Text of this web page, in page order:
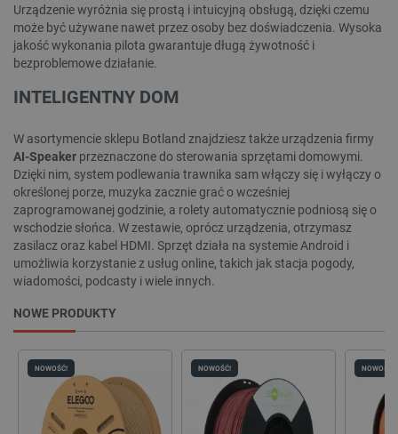
WYCZYŚĆ
Cena
zł 1090
NOWE PRODUKTY
NOWOŚĆ! NOWOŚĆ! NOWOŚĆ!
Urządzenie wyróżnia się prostą i intuicyjną obsługą, dzięki czemu
może być używane nawet przez osoby bez doświadczenia. Wysoka
jakość wykonania pilota gwarantuje długą żywotność i
bezproblemowe działanie.
INTELIGENTNY DOM
W asortymencie sklepu Botland znajdziesz także urządzenia firmy
AI-Speaker przeznaczone do sterowania sprzętami domowymi.
Dzięki nim, system podlewania trawnika sam włączy się i wyłączy o
określonej porze, muzyka zacznie grać o wcześniej
zaprogramowanej godzinie, a rolety automatycznie podniosą się o
wschodzie słońca. W zestawie, oprócz urządzenia, otrzymasz
zasilacz oraz kabel HDMI. Sprzęt działa na systemie Android i
umożliwia korzystanie z usług online, takich jak stacja pogody,
wiadomości, podcasty i wiele innych.